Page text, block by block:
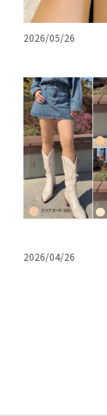
2026/05/26
2026/04/26